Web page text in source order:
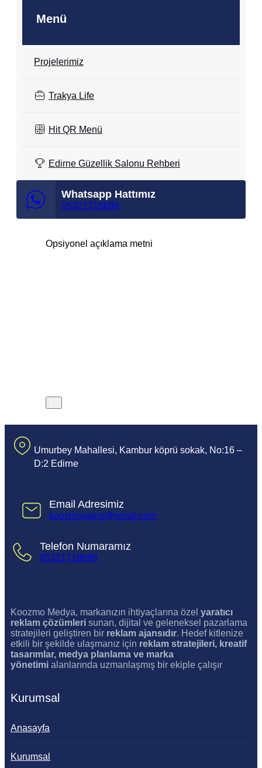
Menü
Projelerimiz
Trakya Life
Hit QR Menü
Edirne Güzellik Salonu Rehberi
Whatsapp Hattımız
05321718698
Opsiyonel açıklama metni
Umurbey Mahallesi, Kambur köprü sokak, No:16 –
D:2 Edirne
Email Adresimiz
koozmoajans@gmail.com
Telefon Numaramız
05321718698
Koozmo Medya, markanızın ihtiyaçlarına özel yaratıcı
reklam çözümleri sunan, dijital ve geleneksel pazarlama
stratejileri geliştiren bir reklam ajansıdır. Hedef kitlenize
etkili bir şekilde ulaşmanız için reklam stratejileri, kreatif
tasarımlar, medya planlama ve marka
yönetimi alanlarında uzmanlaşmış bir ekiple çalışır
Kurumsal
Anasayfa
Kurumsal